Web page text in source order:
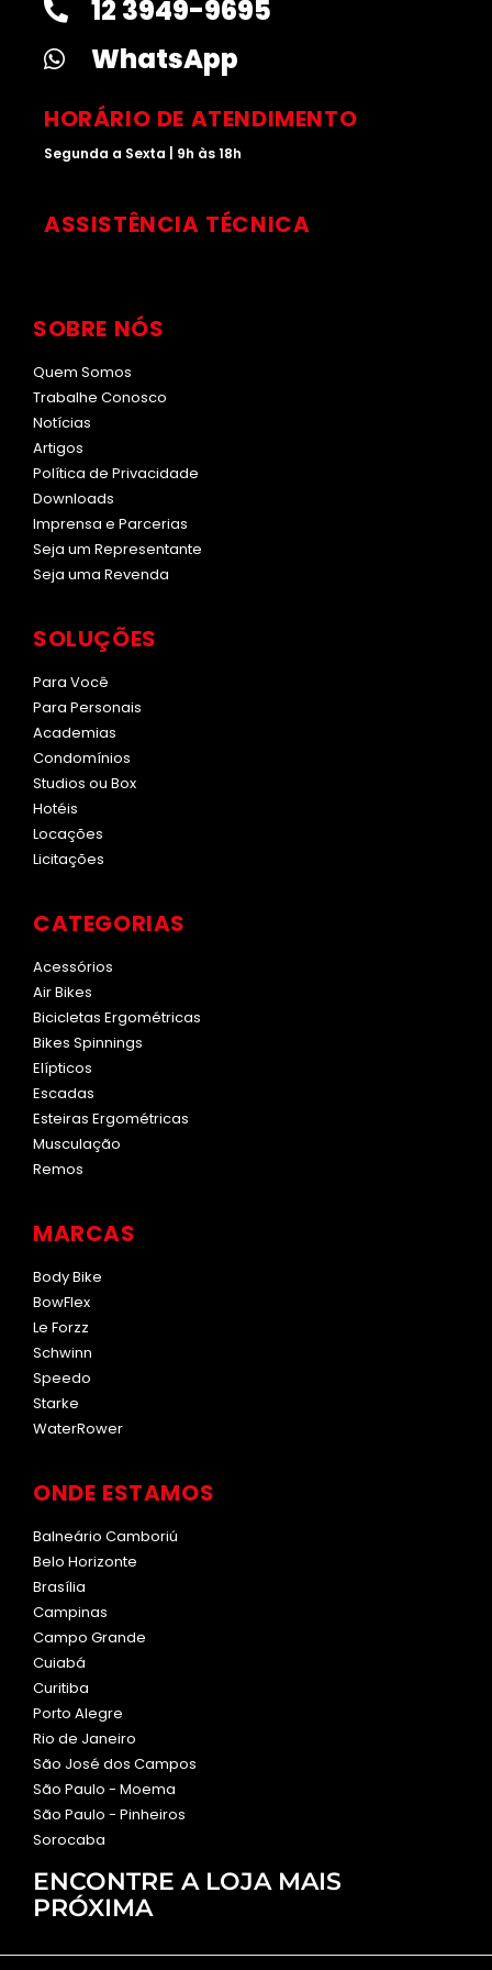
g
r
a
m
d
i
n
b
e
k
12 3949-9695
WhatsApp
HORÁRIO DE ATENDIMENTO
Segunda a Sexta | 9h às 18h
ASSISTÊNCIA TÉCNICA
SOBRE NÓS
Quem Somos
Trabalhe Conosco
Notícias
Artigos
Política de Privacidade
Downloads
Imprensa e Parcerias
Seja um Representante
Seja uma Revenda
SOLUÇÕES
Para Você
Para Personais
Academias
Condomínios
Studios ou Box
Hotéis
Locações
Licitações
CATEGORIAS
Acessórios
Air Bikes
Bicicletas Ergométricas
Bikes Spinnings
Elípticos
Escadas
Esteiras Ergométricas
Musculação
Remos
MARCAS
Body Bike
BowFlex
Le Forzz
Schwinn
Speedo
Starke
WaterRower
ONDE ESTAMOS
Balneário Camboriú
Belo Horizonte
Brasília
Campinas
Campo Grande
Cuiabá
Curitiba
Porto Alegre
Rio de Janeiro
São José dos Campos
São Paulo - Moema
São Paulo - Pinheiros
Sorocaba
ENCONTRE A LOJA MAIS
PRÓXIMA